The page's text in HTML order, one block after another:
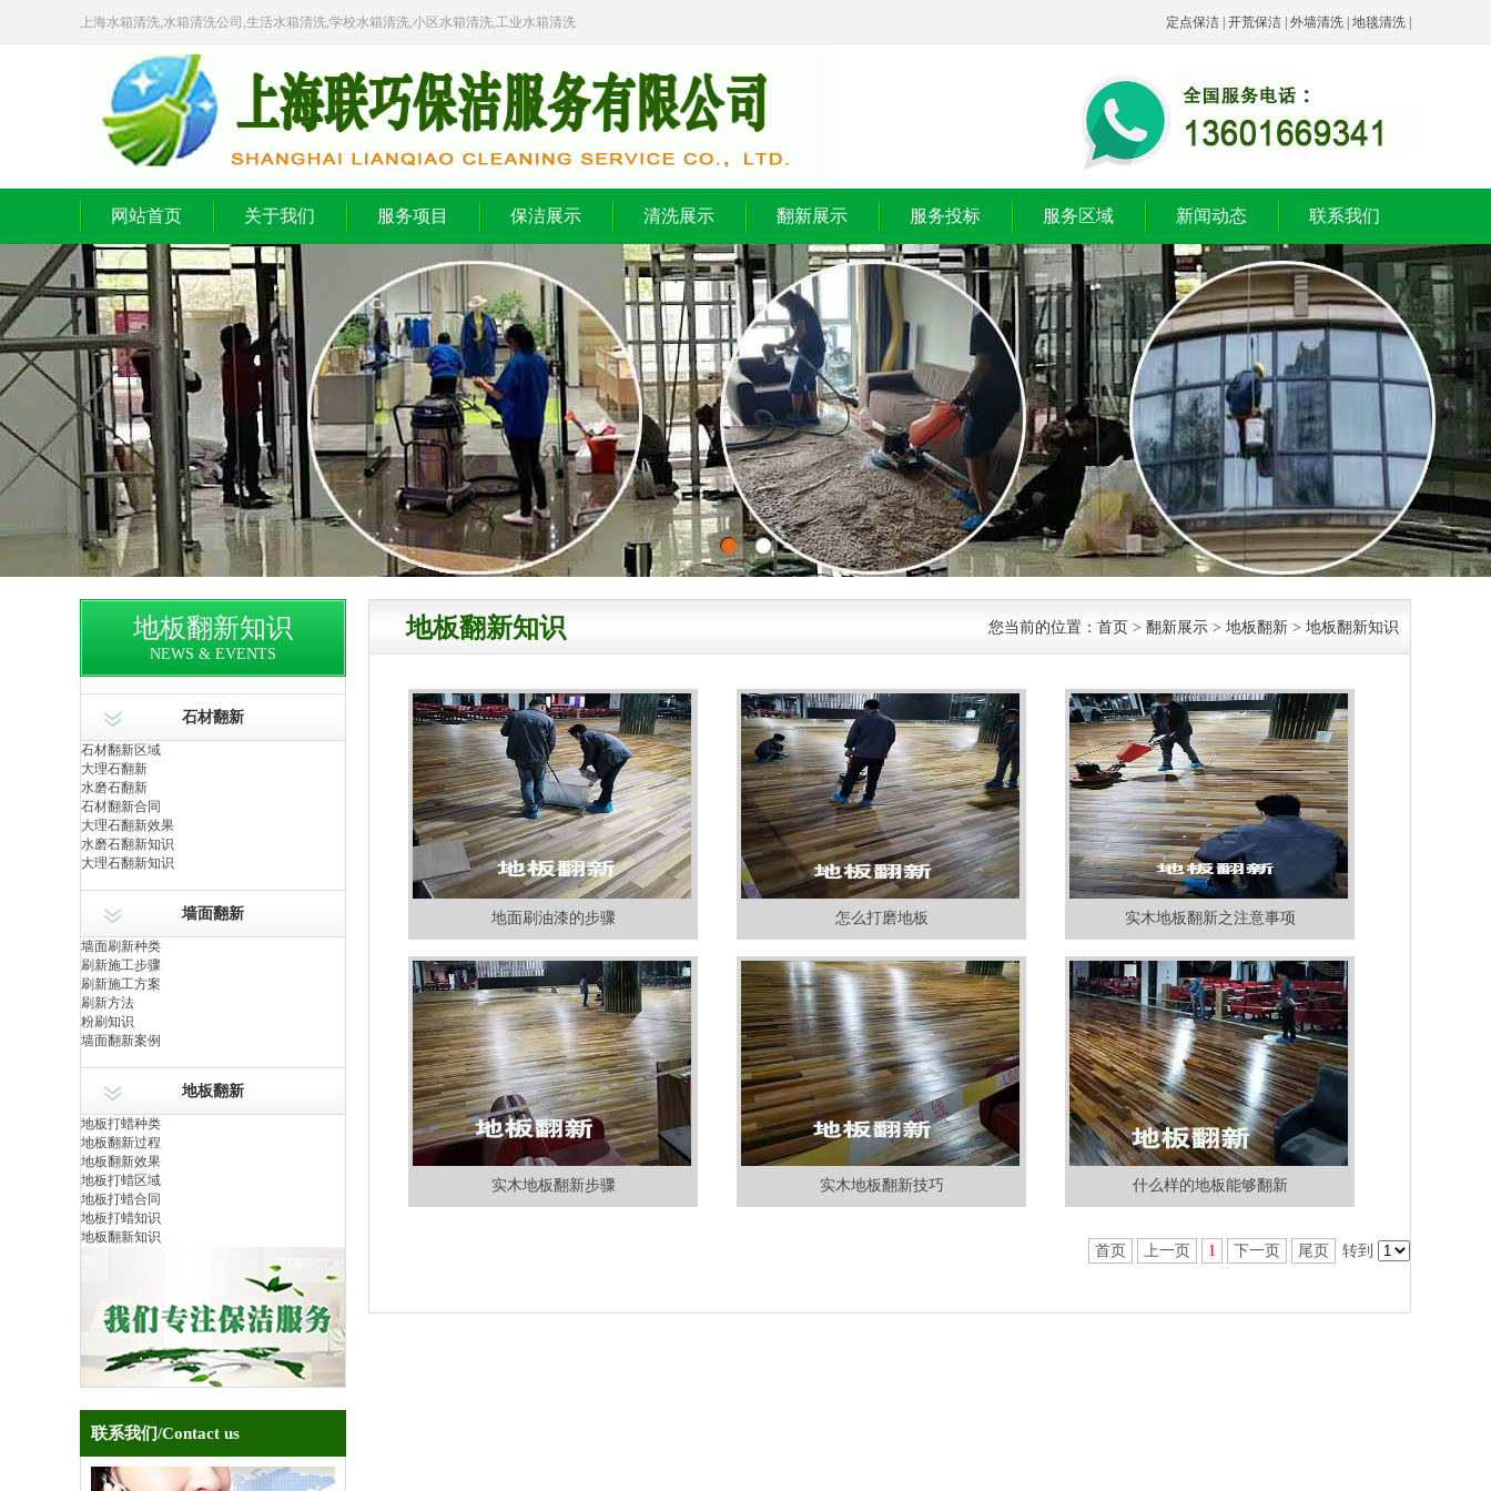
定点保洁 开荒保洁 外墙清洗 地毯清洗
上海水箱清洗,水箱清洗公司,生活水箱清洗,学校水箱清洗,小区水箱清洗,工业水箱清洗
网站首页 关于我们 服务项目 保洁展示 清洗展示 翻新展示 服务投标 服务区域 新闻动态 联系我们
地板翻新知识
NEWS & EVENTS
石材翻新
石材翻新区域
大理石翻新
水磨石翻新
石材翻新合同
大理石翻新效果
水磨石翻新知识
大理石翻新知识
墙面翻新
墙面刷新种类
刷新施工步骤
刷新施工方案
刷新方法
粉刷知识
墙面翻新案例
地板翻新
地板打蜡种类
地板翻新过程
地板翻新效果
地板打蜡区域
地板打蜡合同
地板打蜡知识
地板翻新知识
联系我们/Contact us
您当前的位置： 首页 > 翻新展示 > 地板翻新 > 地板翻新知识
地板翻新知识
地面刷油漆的步骤 怎么打磨地板 实木地板翻新之注意事项
实木地板翻新步骤 实木地板翻新技巧 什么样的地板能够翻新
首页 上一页 1 下一页 尾页 转到